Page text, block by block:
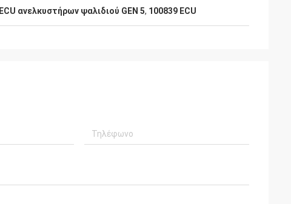
ECU ανελκυστήρων ψαλιδιού GEN 5, 100839 ECU